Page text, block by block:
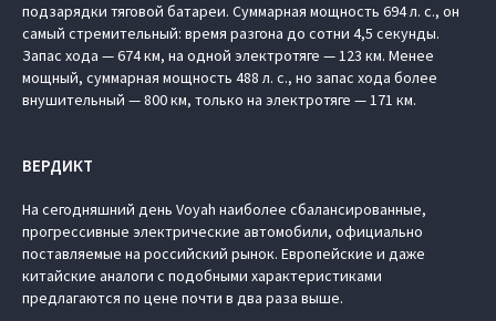
подзарядки тяговой батареи. Суммарная мощность 694 л. с., он
самый стремительный: время разгона до сотни 4,5 секунды.
Запас хода — 674 км, на одной электротяге — 123 км. Менее
мощный, суммарная мощность 488 л. с., но запас хода более
внушительный — 800 км, только на электротяге — 171 км.
ВЕРДИКТ
На сегодняшний день Voyah наиболее сбалансированные,
прогрессивные электрические автомобили, официально
поставляемые на российский рынок. Европейские и даже
китайские аналоги с подобными характеристиками
предлагаются по цене почти в два раза выше.